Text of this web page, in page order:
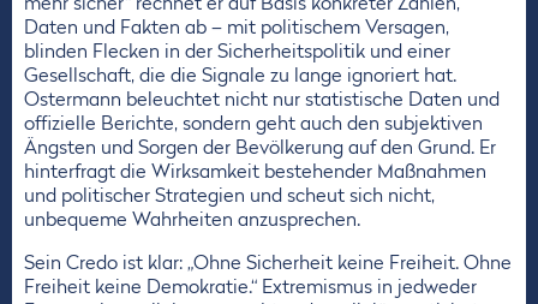
mehr sicher“ rechnet er auf Basis konkreter Zahlen,
Daten und Fakten ab – mit politischem Versagen,
blinden Flecken in der Sicherheitspolitik und einer
Gesellschaft, die die Signale zu lange ignoriert hat.
Ostermann beleuchtet nicht nur statistische Daten und
offizielle Berichte, sondern geht auch den subjektiven
Ängsten und Sorgen der Bevölkerung auf den Grund. Er
hinterfragt die Wirksamkeit bestehender Maßnahmen
und politischer Strategien und scheut sich nicht,
unbequeme Wahrheiten anzusprechen.
Sein Credo ist klar: „Ohne Sicherheit keine Freiheit. Ohne
Freiheit keine Demokratie.“ Extremismus in jedweder